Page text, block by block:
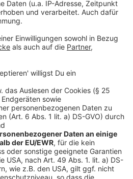
in Bocholt.
Auszeichnungen und Preise
Praktika.
sozialen,
politischen Bereichen, oder
mit dem
Wirtschaftsförderung in